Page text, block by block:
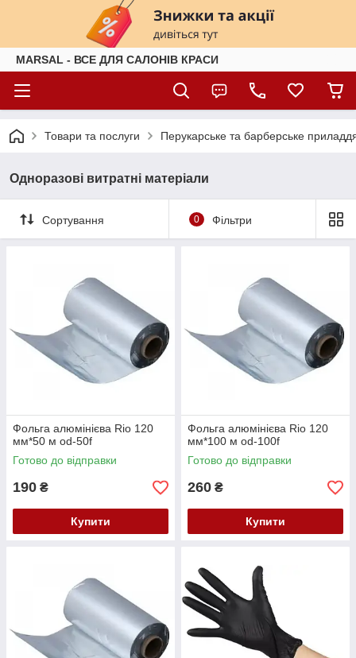
MARSAL - ВСЕ ДЛЯ САЛОНІВ КРАСИ
Товари та послуги Перукарське та барберське
Одноразові витратні матеріали
Сортування 0 Фільтри
Фольга алюмінієва Rio 120
мм*50 м od-50f
Готово до відправки
190 ₴
Купити
Фольга алюмінієва Rio 120
мм*100 м od-100f
Готово до відправки
260 ₴
Купити